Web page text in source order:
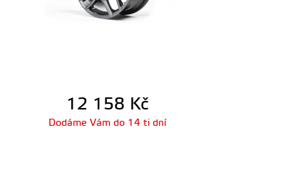
12 158 Kč
Dodáme Vám do 14 ti dní